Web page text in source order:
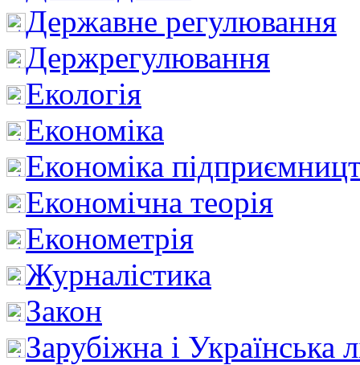
Державне регулювання
Держрегулювання
Екологія
Економіка
Економіка
Економічна теорія
Економетрія
Журналістика
Закон
Зарубіжна і Українська